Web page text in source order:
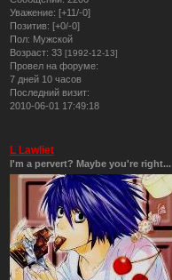
Уважение: [+11/-0]
Позитив: [+0/-0]
Пол: Мужской
Возраст: 33 [1992-12-13]
Провел на форуме:
7 дней 10 часов
Последний визит:
2010-06-01 17:49:18
L Lawliet
I'm a pervert? Maybe you're right...